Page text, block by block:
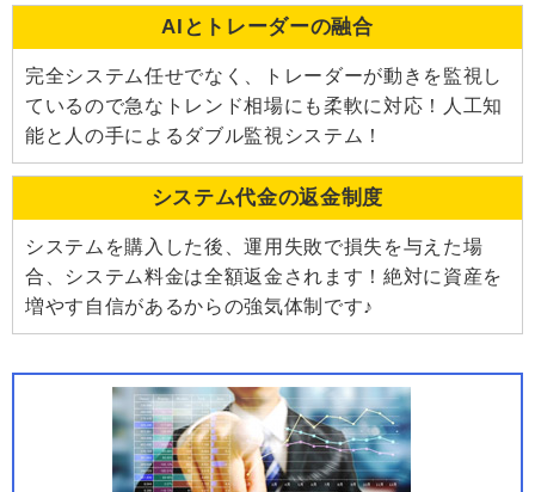
AIとトレーダーの融合
完全システム任せでなく、トレーダーが動きを監視し
ているので急なトレンド相場にも柔軟に対応！人工知
能と人の手によるダブル監視システム！
システム代金の返金制度
システムを購入した後、運用失敗で損失を与えた場
合、システム料金は全額返金されます！絶対に資産を
増やす自信があるからの強気体制です♪